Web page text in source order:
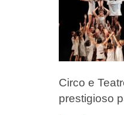
Circo e
prestigioso